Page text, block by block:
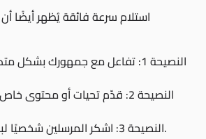
استلام سرعة فائقة يُظهر أيضًا
النصيحة 1: تفاعل مع جمهورك بشكل
النصيحة 2: قدّم تحيات أو محتوى
النصيحة 3: اشكر المرسلين شخصيًا لبناء مجتمع قوي.